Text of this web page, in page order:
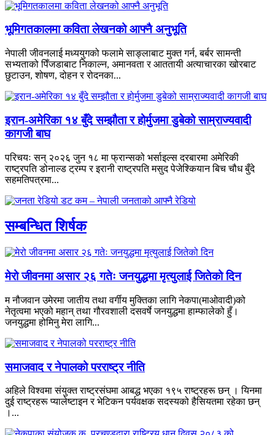
भूमिगतकालमा कविता लेखनको आफ्नै अनुभूति
नेपाली जीवनलाई मध्ययुगको फलामे साङ्लाबाट मुक्त गर्न, बर्बर सामन्ती
सभ्यताको पिँजडाबाट निकाल्न, अमानवता र आततायी अत्याचारका खोरबाट
छुटाउन, शोषण, दोहन र रोदनका...
इरान-अमेरिका १४ बुँदे सम्झौता र होर्मुजमा डुबेको साम्राज्यवादी
कागजी बाघ
परिचयः सन् २०२६ जुन १८ मा फ्रान्सको भर्साइल्स दरबारमा अमेरिकी
राष्ट्रपति डोनाल्ड ट्रम्प र इरानी राष्ट्रपति मसुद पेजेश्कियान बिच चौध बुँदे
सहमतिपत्रमा...
सम्बन्धित शिर्षक
मेरो जीवनमा असार २६ गतेः जनयुद्धमा मृत्युलाई जितेको दिन
म नौजवान उमेरमा जातीय तथा वर्गीय मुक्तिका लागि नेकपा(माओवादी)को
नेतृत्वमा भएको महान् तथा गौरवशाली दसवर्षे जनयुद्धमा हाम्फालेको हुँ।
जनयुद्धमा होमिनु मेरा लागि...
समाजवाद र नेपालको परराष्ट्र नीति
अहिले विश्वमा संयुक्त राष्ट्रसंघमा आबद्ध भएका १९५ राष्ट्रहरू छन् । यिनमा
दुई राष्ट्रहरू प्यालेष्टाइन र भेटिकन पर्यवक्षक सदस्यको हैसियतमा रहेका छन्
।...